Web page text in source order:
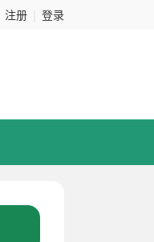
注册 登录